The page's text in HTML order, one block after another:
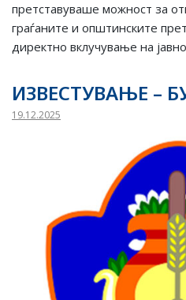
претставуваше можност за
граѓаните и општинските
директно вклучување на
ИЗВЕСТУВАЊЕ –
19.12.2025